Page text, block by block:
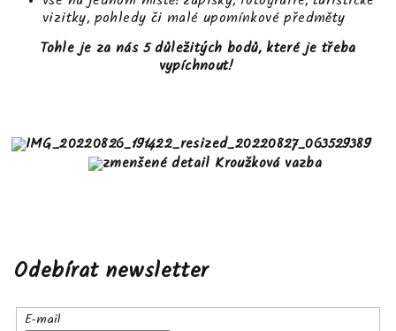
vizitky, pohledy či malé upomínkové předměty
Tohle je za nás 5 důležitých bodů, které je třeba
vypíchnout!
Odebírat newsletter
E-mail